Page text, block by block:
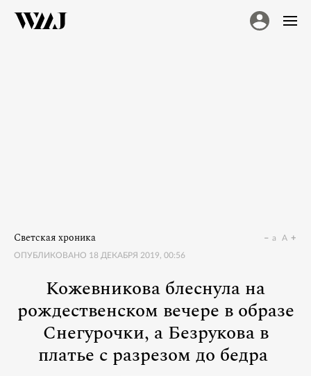
Светская хроника
ОПУБЛИКОВАНО 18 ДЕКАБРЯ 2019, 00:56
a A
Кожевникова блеснула на
рождественском вечере в образе
Снегурочки, а Безрукова в
платье с разрезом до бедра